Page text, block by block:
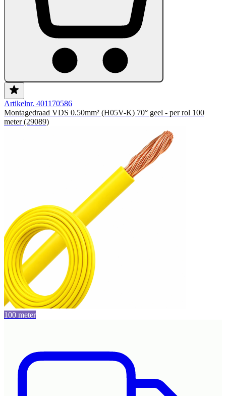
Artikelnr. 401170586
Montagedraad VDS 0.50mm² (H05V-K) 70° geel - per rol 100
meter (29089)
100 meter